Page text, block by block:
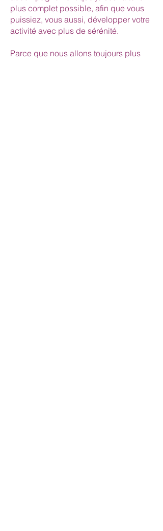
plus complet possible, afin que vous
puissiez, vous aussi, développer votre
activité avec plus de sérénité.
Parce que nous allons toujours plus